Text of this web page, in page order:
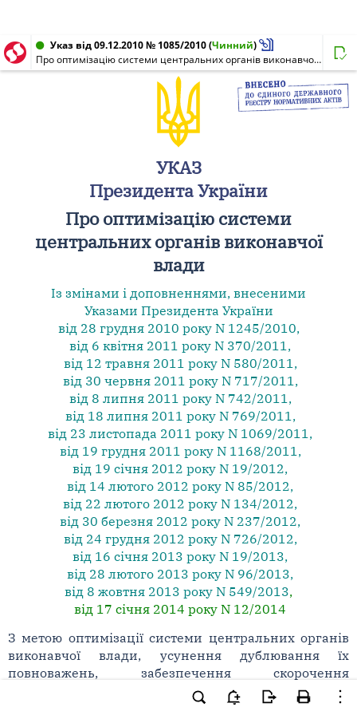
Указ від 09.12.2010 № 1085/2010(Чинний)
Про оптимізацію системи центральних органів виконавчої влади